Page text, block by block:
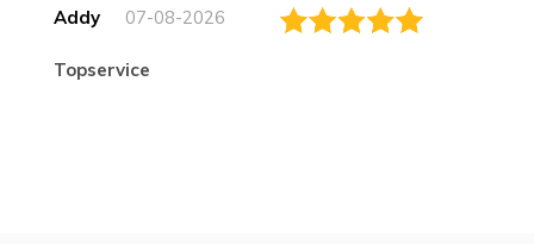
Addy 07-08-2026
topservice